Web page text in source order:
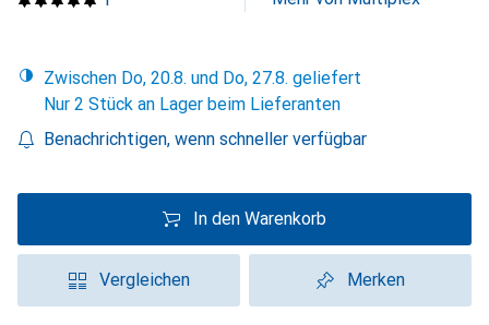
Zwischen Do, 20.8. und Do, 27.8. geliefert
Nur 2 Stück an Lager beim Lieferanten
Benachrichtigen, wenn schneller verfügbar
In den Warenkorb
Vergleichen Merken